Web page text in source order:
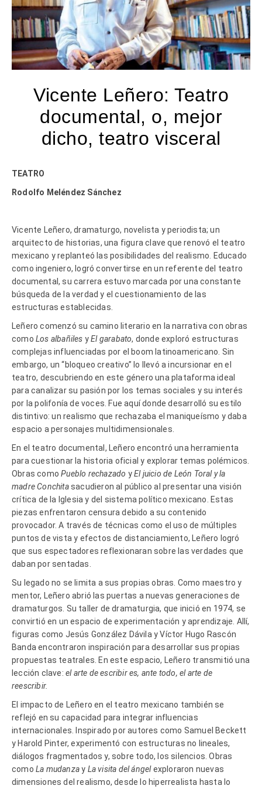
Vicente Leñero: Teatro
documental, o, mejor
dicho, teatro visceral
TEATRO
Rodolfo Meléndez Sánchez
Vicente Leñero, dramaturgo, novelista y periodista; un
arquitecto de historias, una figura clave que renovó el teatro
mexicano y replanteó las posibilidades del realismo. Educado
como ingeniero, logró convertirse en un referente del teatro
documental, su carrera estuvo marcada por una constante
búsqueda de la verdad y el cuestionamiento de las
estructuras establecidas.
Leñero comenzó su camino literario en la narrativa con obras
como Los albañiles yEl garabato, donde exploró estructuras
complejas influenciadas por el boom latinoamericano. Sin
embargo, un “bloqueo creativo” lo llevó a incursionar en el
teatro, descubriendo en este género una plataforma ideal
para canalizar su pasión por los temas sociales y su interés
por la polifonía de voces. Fue aquí donde desarrolló su estilo
distintivo: un realismo que rechazaba el maniqueísmo y daba
espacio a personajes multidimensionales.
En el teatro documental, Leñero encontró una herramienta
para cuestionar la historia oficial y explorar temas polémicos.
Obras comoPueblo rechazado yEl juicio de León Toral y la
madre Conchitasacudieron al público al presentar una visión
crítica de la Iglesia y del sistema político mexicano. Estas
piezas enfrentaron censura debido a su contenido
provocador. A través de técnicas como el uso de múltiples
puntos de vista y efectos de distanciamiento, Leñero logró
que sus espectadores reflexionaran sobre las verdades que
daban por sentadas.
Su legado no se limita a sus propias obras. Como maestro y
mentor, Leñero abrió las puertas a nuevas generaciones de
dramaturgos. Su taller de dramaturgia, que inició en 1974, se
convirtió en un espacio de experimentación y aprendizaje. Allí,
figuras como Jesús González Dávila y Víctor Hugo Rascón
Banda encontraron inspiración para desarrollar sus propias
propuestas teatrales. En este espacio, Leñero transmitió una
lección clave: el arte de escribir es, ante todo, el arte de
reescribir.
El impacto de Leñero en el teatro mexicano también se
reflejó en su capacidad para integrar influencias
internacionales. Inspirado por autores como Samuel Beckett
y Harold Pinter, experimentó con estructuras no lineales,
diálogos fragmentados y, sobre todo, los silencios. Obras
como La mudanzay La visita del ángelexploraron nuevas
dimensiones del realismo, desde lo hiperrealista hasta lo